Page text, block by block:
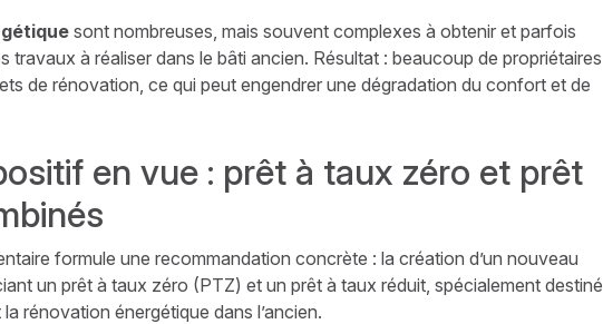
sont nombreuses, mais souvent complexes à obtenir et parfois
travaux à réaliser dans le bâti ancien. Résultat : beaucoup de propriétaires
de rénovation, ce qui peut engendrer une dégradation du confort et de
en vue : prêt à taux zéro et prêt
formule une recommandation concrète : la création d’un nouveau
un prêt à taux zéro (PTZ) et un prêt à taux réduit, spécialement destiné
rénovation énergétique dans l’ancien.